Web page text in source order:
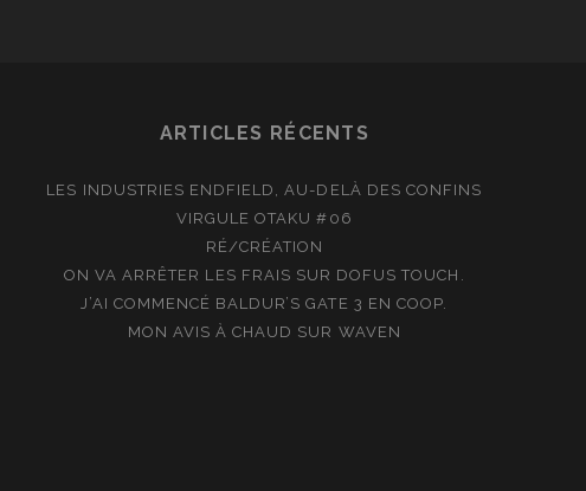
ARTICLES RÉCENTS
LES INDUSTRIES ENDFIELD, AU-DELÀ DES CONFINS
VIRGULE OTAKU #06
RÉ/CRÉATION
ON VA ARRÊTER LES FRAIS SUR DOFUS TOUCH.
J’AI COMMENCÉ BALDUR’S GATE 3 EN COOP.
MON AVIS À CHAUD SUR WAVEN